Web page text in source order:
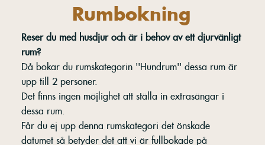
Rumbokning
Reser du med husdjur och är i behov av ett djurvänligt
rum?
Då bokar du rumskategorin ''Hundrum'' dessa rum är
upp till 2 personer.
Det finns ingen möjlighet att ställa in extrasängar i
dessa rum.
Får du ej upp denna rumskategori det önskade
datumet så betyder det att vi är fullbokade på